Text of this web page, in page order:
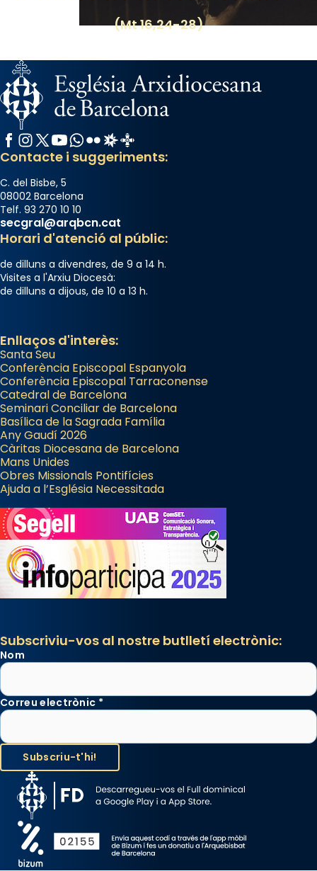
(Mt 16,24-28)
Facebook
Instagram
X / Twitter
YouTube
WhatsApp
FlickrRadio Estel
Catalunya Cristiana
Contacte i suggeriments:
C. del Bisbe, 5
08002 Barcelona
Telf. 93 270 10 10
secgral@arqbcn.cat
Horari d'atenció al públic:
de dilluns a divendres, de 9 a 14 h.
Visites a l'Arxiu Diocesà:
de dilluns a dijous, de 10 a 13 h.
Enllaços d'interès:
Santa Seu
Conferència Episcopal Espanyola
Conferència Episcopal Tarraconense
Catedral de Barcelona
Seminari Conciliar de Barcelona
Basílica de la Sagrada Família
Any Gaudí 2026
Càritas Diocesana de Barcelona
Mans Unides
Obres Missionals Pontifícies
Ajuda a l’Església Necessitada
Subscriviu-vos al nostre butlletí electrònic:
Nom
Correu electrònic *